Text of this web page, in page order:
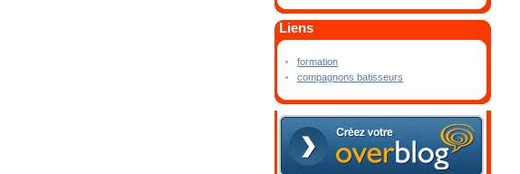
Liens
formation
compagnons batisseurs